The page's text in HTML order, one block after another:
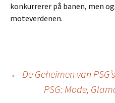
konkurrerer på banen, men
moteverdenen.
← De Geheimen van
PSG: Mode,